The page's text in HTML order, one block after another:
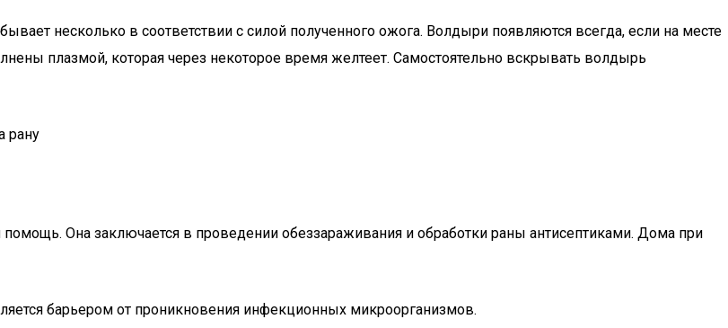
несколько в соответствии с силой полученного ожога. Волдыри появляются всегда, если на месте
плазмой, которая через некоторое время желтеет. Самостоятельно вскрывать волдырь
Она заключается в проведении обеззараживания и обработки раны антисептиками. Дома при
барьером от проникновения инфекционных микроорганизмов.